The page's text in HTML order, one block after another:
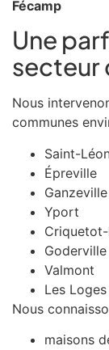
Fécamp
Une
secteur
Nous
communes
Saint-
Épreville
Ganzeville
Yport
Criquetot-
Goderville
Valmont
Les Loges
Nous
maisons